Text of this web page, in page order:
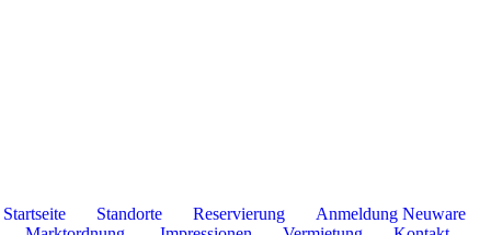
Startseite Standorte Reservierung
Anmeldung Neuware